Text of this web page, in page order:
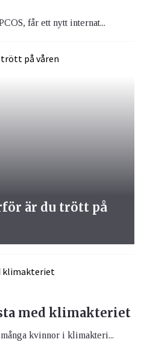
får ett nytt internat...
med klimakteriet
kvinnor i klimakteri...
är du trött på